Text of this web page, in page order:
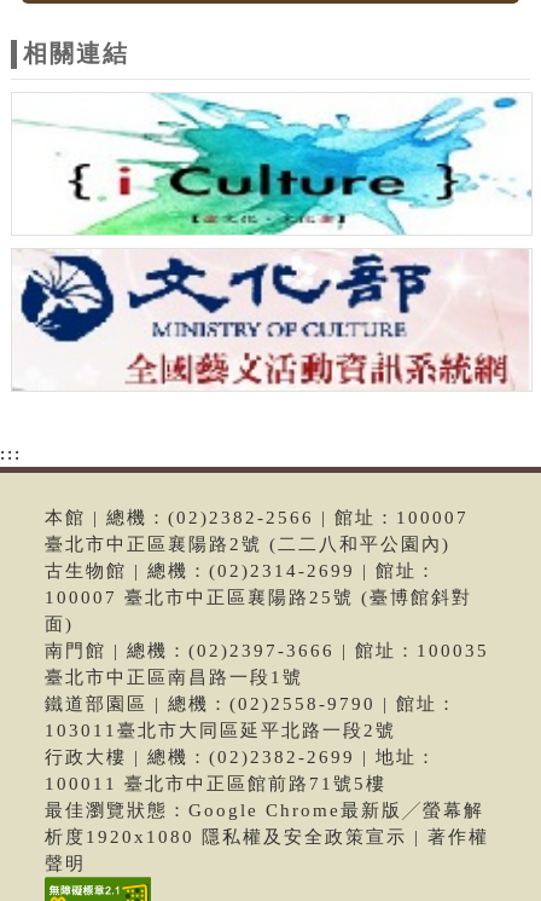
相關連結
:::
本館 | 總機：(02)2382-2566 | 館址：100007
臺北市中正區襄陽路2號 (二二八和平公園內)
古生物館 | 總機：(02)2314-2699 | 館址：
100007 臺北市中正區襄陽路25號 (臺博館斜對
面)
南門館 | 總機：(02)2397-3666 | 館址：100035
臺北市中正區南昌路一段1號
鐵道部園區 | 總機：(02)2558-9790 | 館址：
103011臺北市大同區延平北路一段2號
行政大樓 | 總機：(02)2382-2699 | 地址：
100011 臺北市中正區館前路71號5樓
最佳瀏覽狀態：Google Chrome最新版╱螢幕解
析度1920x1080 隱私權及安全政策宣示 | 著作權
聲明